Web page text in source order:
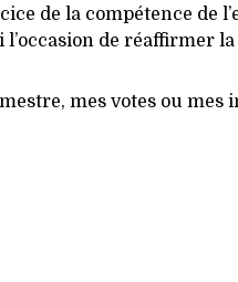
de la compétence de
de réaffirmer la
mes votes ou mes